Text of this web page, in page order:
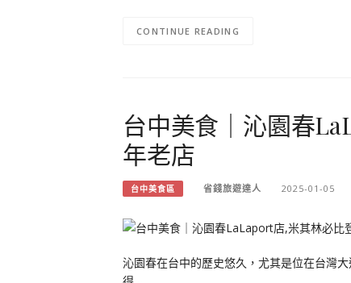
CONTINUE READING
台中美食｜沁園春
年老店
台中美食區 省錢旅遊達人 2025-01-05
沁園春在台中的歷史悠久，尤其是位在台灣